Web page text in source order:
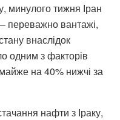
минулого тижня Іран
переважно вантажі,
внаслідок
одним з факторів
на 40% нижчі за
нафти з Іраку,